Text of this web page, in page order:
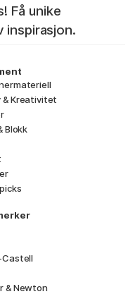
Få unike
inspirasjon.
& Kreativitet
Blokk
& Newton